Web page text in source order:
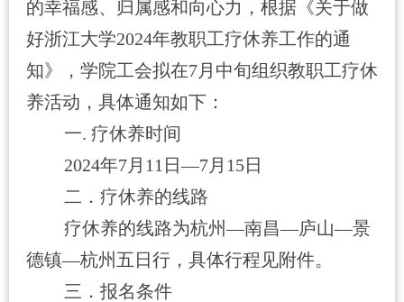
的幸福感、归属感和向心力，根据《关于做
好浙江大学2024年教职工疗休养工作的通
知》
，学院工会拟在7月中旬组织教职工疗休
养活动，具体通知如下：
一.疗休养时间
2024年7月 11 日—7月 15日
二．疗休养的线路
疗休养的线路为杭州—南昌—庐山—景
德镇—杭州五日行，具体行程见附件。
三．报名条件